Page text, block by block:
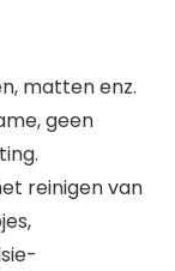
matten enz.
geen
reinigen van